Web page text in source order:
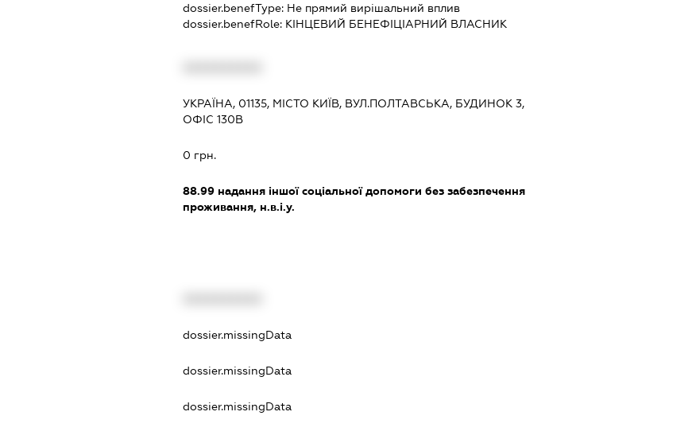
dossier.benefType: Не прямий вирішальний вплив
dossier.benefRole: КІНЦЕВИЙ БЕНЕФІЦІАРНИЙ ВЛАСНИК
УКРАЇНА, 01135, МІСТО КИЇВ, ВУЛ.ПОЛТАВСЬКА, БУДИНОК 3,
ОФІС 130В
0 грн.
88.99надання іншої соціальної допомоги без забезпечення
проживання, н.в.і.у.
dossier.missingData
dossier.missingData
dossier.missingData